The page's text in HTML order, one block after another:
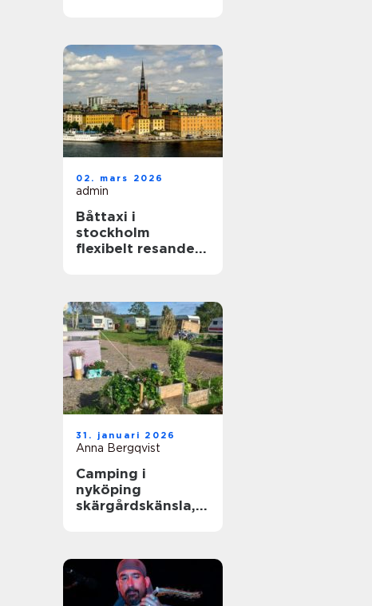
02. mars 2026
admin
Båttaxi i
stockholm
flexibelt resande i
31. januari 2026
Anna Bergqvist
Camping i
nyköping
skärgårdskänsla,